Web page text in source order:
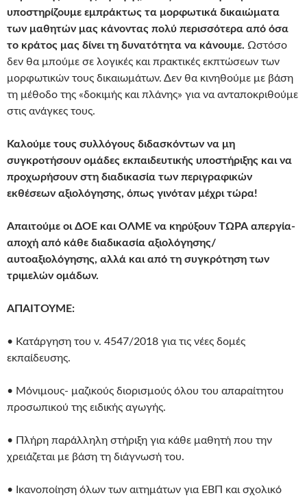
υποστηρίζουμε εμπράκτως τα μορφωτικά δικαιώματα
των μαθητών μας κάνοντας πολύ περισσότερα από όσα
το κράτος μας δίνει τη δυνατότητα να κάνουμε. Ωστόσο
δεν θα μπούμε σε λογικές και πρακτικές εκπτώσεων των
μορφωτικών τους δικαιωμάτων. Δεν θα κινηθούμε με βάση
τη μέθοδο της «δοκιμής και πλάνης» για να ανταποκριθούμε
στις ανάγκες τους.
Καλούμε τους συλλόγους διδασκόντων να μη
συγκροτήσουν ομάδες εκπαιδευτικής υποστήριξης και να
προχωρήσουν στη διαδικασία των περιγραφικών
εκθέσεων αξιολόγησης, όπως γινόταν μέχρι τώρα!
Απαιτούμε οι ΔΟΕ και ΟΛΜΕ να κηρύξουν ΤΩΡΑ απεργία-
αποχή από κάθε διαδικασία αξιολόγησης/
αυτοαξιολόγησης, αλλά και από τη συγκρότηση των
τριμελών ομάδων.
ΑΠΑΙΤΟΥΜΕ:
• Κατάργηση του ν. 4547/2018 για τις νέες δομές
εκπαίδευσης.
• Μόνιμους- μαζικούς διορισμούς όλου του απαραίτητου
προσωπικού της ειδικής αγωγής.
• Πλήρη παράλληλη στήριξη για κάθε μαθητή που την
χρειάζεται με βάση τη διάγνωσή του.
• Ικανοποίηση όλων των αιτημάτων για ΕΒΠ και σχολικό